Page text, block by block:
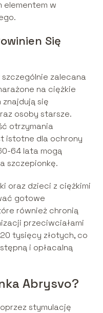
elementem w
Się
zalecana
na ciężkie
się
osoby starsze.
otrzymania
istotne dla ochrony
64 lata mogą
szczepionkę.
oraz dzieci z ciężkimi
gotowe
również chronią
przeciwciałami
tysięcy złotych, co
i opłacalną
Abrysvo?
stymulację